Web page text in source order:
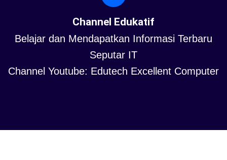
Channel Edukatif
Belajar dan Mendapatkan Informasi Terbaru
Seputar IT
Channel Youtube: Edutech Excellent Computer